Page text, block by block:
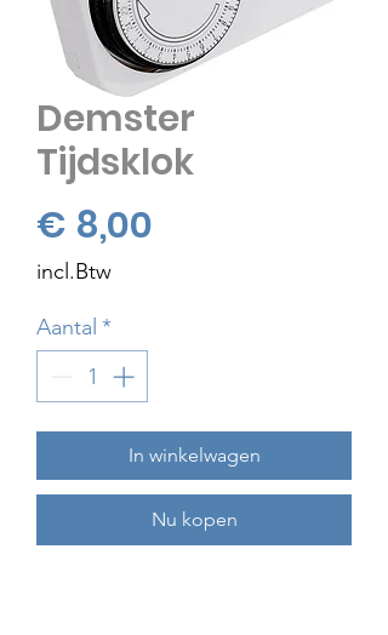
Demster
Tijdsklok
€ 8,00
incl.Btw
Aantal *
In winkelwagen
Nu kopen